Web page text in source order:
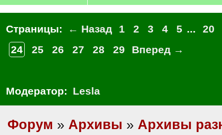
Страницы: ← Назад 1 2 3 4 5 ...
20
24
25 26 27 28 29 Вперед →
Модератор: Lesla
Форум » Архивы » Архивы